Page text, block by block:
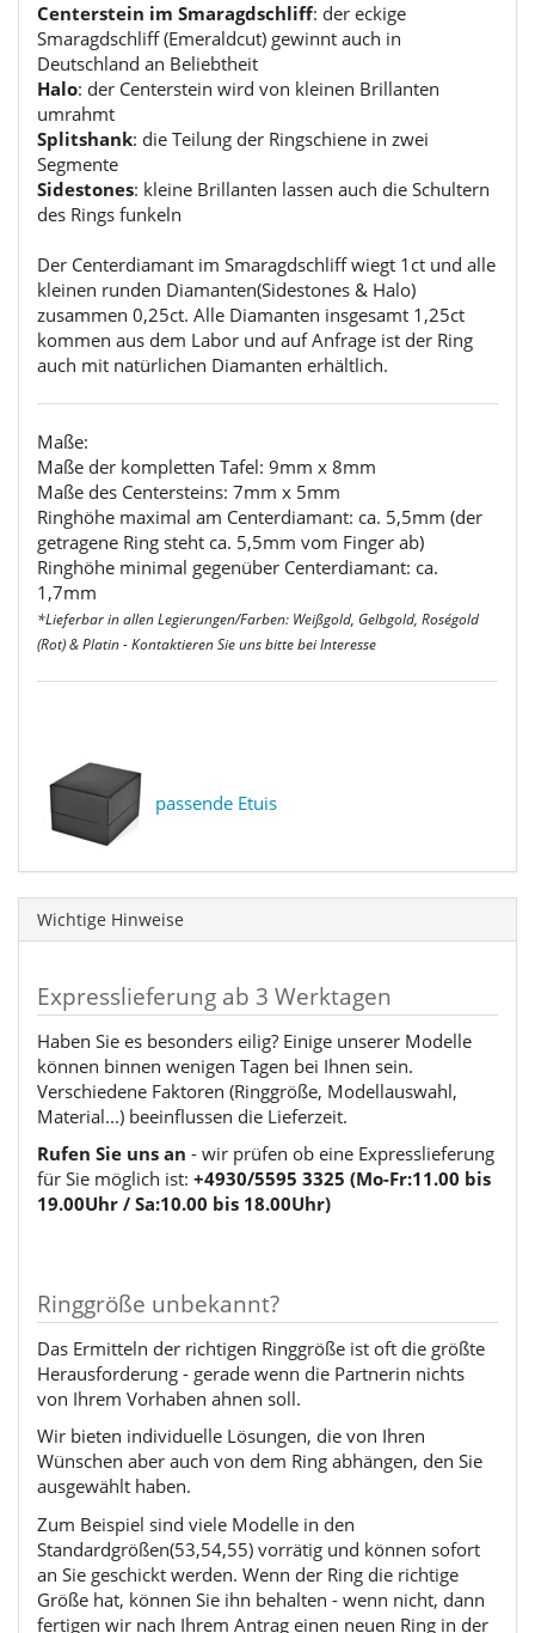
Centerstein im Smaragdschliff: der eckige
Smaragdschliff (Emeraldcut) gewinnt auch in
Deutschland an Beliebtheit
Halo: der Centerstein wird von kleinen Brillanten
umrahmt
Splitshank: die Teilung der Ringschiene in zwei
Segmente
Sidestones: kleine Brillanten lassen auch die Schultern
des Rings funkeln
Der Centerdiamant im Smaragdschliff wiegt 1ct und alle
kleinen runden Diamanten(Sidestones & Halo)
zusammen 0,25ct. Alle Diamanten insgesamt 1,25ct
kommen aus dem Labor und auf Anfrage ist der Ring
auch mit natürlichen Diamanten erhältlich.
Maße:
Maße der kompletten Tafel: 9mm x 8mm
Maße des Centersteins: 7mm x 5mm
Ringhöhe maximal am Centerdiamant: ca. 5,5mm (der
getragene Ring steht ca. 5,5mm vom Finger ab)
Ringhöhe minimal gegenüber Centerdiamant: ca.
1,7mm
*Lieferbar in allen Legierungen/Farben: Weißgold, Gelbgold, Roségold
(Rot) & Platin - Kontaktieren Sie uns bitte bei Interesse
passende Etuis
Wichtige Hinweise
Expresslieferung ab 3 Werktagen
Haben Sie es besonders eilig? Einige unserer Modelle
können binnen wenigen Tagen bei Ihnen sein.
Verschiedene Faktoren (Ringgröße, Modellauswahl,
Material...) beeinflussen die Lieferzeit.
Rufen Sie uns an - wir prüfen ob eine Expresslieferung
für Sie möglich ist: +4930/5595 3325 (Mo-Fr:11.00 bis
19.00Uhr / Sa:10.00 bis 18.00Uhr)
Ringgröße unbekannt?
Das Ermitteln der richtigen Ringgröße ist oft die größte
Herausforderung - gerade wenn die Partnerin nichts
von Ihrem Vorhaben ahnen soll.
Wir bieten individuelle Lösungen, die von Ihren
Wünschen aber auch von dem Ring abhängen, den Sie
ausgewählt haben.
Zum Beispiel sind viele Modelle in den
Standardgrößen(53,54,55) vorrätig und können sofort
an Sie geschickt werden. Wenn der Ring die richtige
Größe hat, können Sie ihn behalten - wenn nicht, dann
fertigen wir nach Ihrem Antrag einen neuen Ring in der